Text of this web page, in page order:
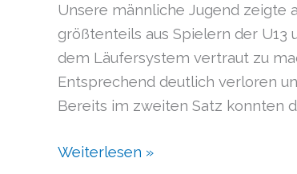
Unsere männliche Jugend zeigte
größtenteils aus Spielern der
dem Läufersystem vertraut zu
Entsprechend deutlich verloren
Bereits im zweiten Satz konnten
Weiterlesen »